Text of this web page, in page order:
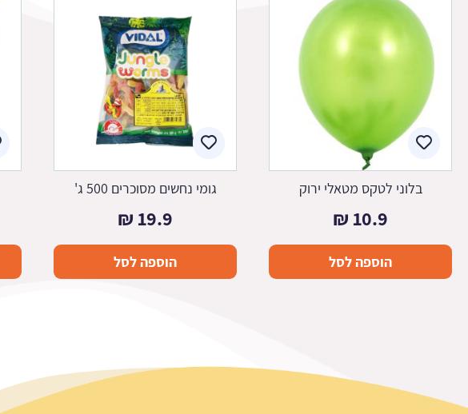
בלוני לטקס מטאלי ירוק
10.9
₪
הוספה לסל
גומי נחשים מסוכרים 500 ג'
19.9
₪
הוספה לסל